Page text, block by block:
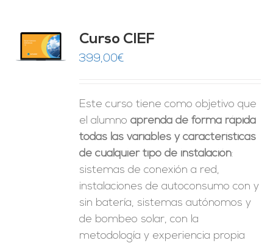
Curso CIEF
399,00€
Este curso tiene como objetivo que
el alumnoaprenda de forma rápida
todas las variables y características
de cualquier tipo de instalación:
sistemas de conexión a red,
instalaciones de autoconsumo con y
sin batería, sistemas autónomos y
de bombeo solar, con la
metodología y experiencia propia